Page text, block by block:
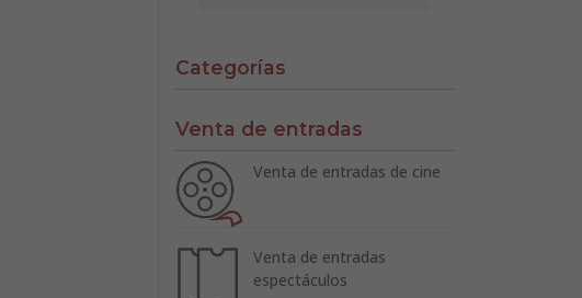
Categorías
Venta de entradas
Venta de entradas de cine
Venta de entradas
espectáculos